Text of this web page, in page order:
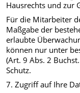
Hausrechts und zur
Für die Mitarbeiter
Maßgabe der
erlaubte
können nur unter
(Art. 9 Abs. 2
Schutz.
7. Zugriff auf Ihre